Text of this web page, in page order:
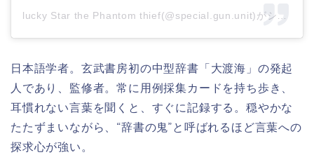
日本語学者。玄武書房初の中型辞書「大渡海」の発起
人であり、監修者。常に用例採集カードを持ち歩き、
耳慣れない言葉を聞くと、すぐに記録する。穏やかな
たたずまいながら、“辞書の鬼”と呼ばれるほど言葉への
探求心が強い。